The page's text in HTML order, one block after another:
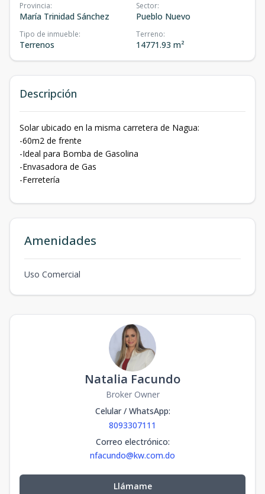
Provincia:
María Trinidad Sánchez
Sector:
Pueblo Nuevo
Tipo de inmueble:
Terrenos
Terreno:
14771.93 m²
Descripción
Solar ubicado en la misma carretera de Nagua:
-60m2 de frente
-Ideal para Bomba de Gasolina
-Envasadora de Gas
-Ferretería
Amenidades
Uso Comercial
Natalia Facundo
Broker Owner
Celular / WhatsApp:
8093307111
Correo electrónico:
nfacundo@kw.com.do
Llámame